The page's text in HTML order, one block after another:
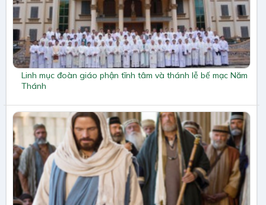
Linh mục đoàn giáo phận tĩnh tâm và thánh lễ bế mạc Năm
Thánh